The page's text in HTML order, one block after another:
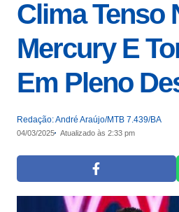
Clima Tenso
Mercury E
Em Pleno
Redação: André Araújo/MTB 7.439/BA
04/03/2025 Atualizado às 2:33 pm